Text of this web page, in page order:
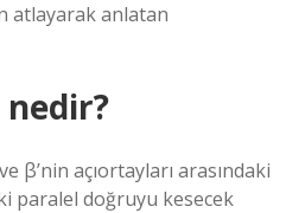
atlayarak anlatan
nedir?
β’nin açıortayları arasındaki
paralel doğruyu kesecek